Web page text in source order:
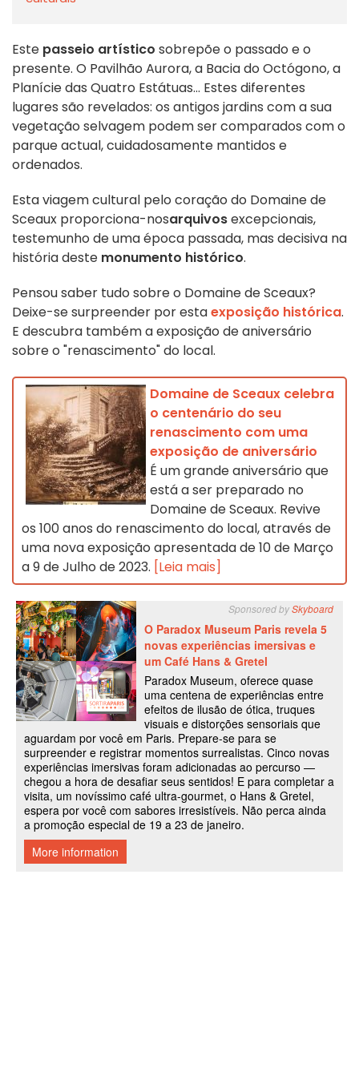
Este passeio artístico sobrepõe o passado e o
presente. O Pavilhão Aurora, a Bacia do Octógono, a
Planície das Quatro Estátuas... Estes diferentes
lugares são revelados: os antigos jardins com a sua
vegetação selvagem podem ser comparados com o
parque actual, cuidadosamente mantidos e
ordenados.
Esta viagem cultural pelo coração do Domaine de
Sceaux proporciona-nosarquivosexcepcionais,
testemunho de uma época passada, mas decisiva na
história deste monumento histórico.
Pensou saber tudo sobre o Domaine de Sceaux?
Deixe-se surpreender por estaexposição histórica.
E descubra também a exposição de aniversário
sobre o "renascimento" do local.
Domaine de Sceaux celebra
o centenário do seu
renascimento com uma
exposição de aniversário
É um grande aniversário que
está a ser preparado no
Domaine de Sceaux. Revive
os 100 anos do renascimento do local, através de
uma nova exposição apresentada de 10 de Março
a 9 de Julho de 2023. [Leia mais]